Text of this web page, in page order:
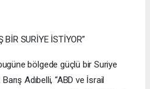
BİR SURİYE İSTİYOR”
bölgede güçlü bir Suriye
Adıbelli, “ABD ve İsrail